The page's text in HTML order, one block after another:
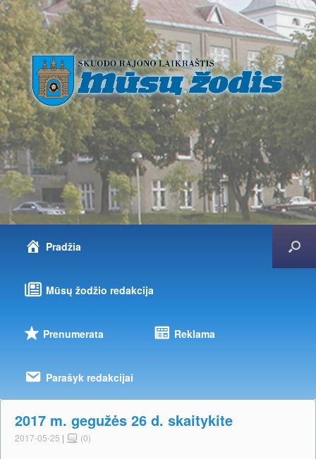
Pradžia
Mūsų žodžio redakcija
Prenumerata Reklama
Parašyk redakcijai
2017 m. gegužės 26 d. skaitykite
2017-05-25 | (0)